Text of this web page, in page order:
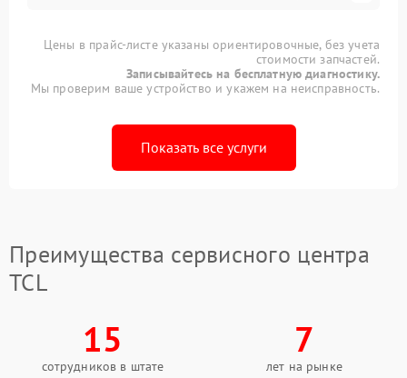
Цены в прайс-листе указаны ориентировочные, без учета
стоимости запчастей.
Записывайтесь на бесплатную диагностику.
Мы проверим ваше устройство и укажем на неисправность.
Показать все услуги
Преимущества сервисного центра
TCL
15
сотрудников в штате
7
лет на рынке